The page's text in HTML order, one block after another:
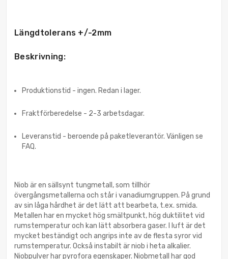
Längdtolerans +/-2mm
Beskrivning:
Produktionstid - ingen. Redan i lager.
Fraktförberedelse - 2-3 arbetsdagar.
Leveranstid - beroende på paketleverantör. Vänligen se
FAQ.
Niob är en sällsynt tungmetall, som tillhör
övergångsmetallerna och står i vanadiumgruppen. På grund
av sin låga hårdhet är det lätt att bearbeta, t.ex. smida.
Metallen har en mycket hög smältpunkt, hög duktilitet vid
rumstemperatur och kan lätt absorbera gaser. I luft är det
mycket beständigt och angrips inte av de flesta syror vid
rumstemperatur. Också instabilt är niob i heta alkalier.
Niobpulver har pyrofora egenskaper. Niobmetall har god